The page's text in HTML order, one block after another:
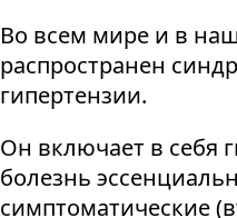
Во всем мире и в
распространен
гипертензии.
Он включает в себя
болезнь
симптоматические